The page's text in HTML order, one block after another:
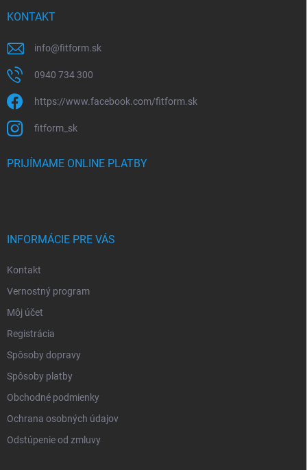
KONTAKT
info@fitform.sk
0940 734 300
https://www.facebook.com/fitform.sk
fitform_sk
PRIJÍMAME ONLINE PLATBY
INFORMÁCIE PRE VÁS
Kontakt
Vernostný program
Môj účet
Registrácia
Spôsoby dopravy
Spôsoby platby
Obchodné podmienky
Ochrana osobných údajov
Odstúpenie od zmluvy